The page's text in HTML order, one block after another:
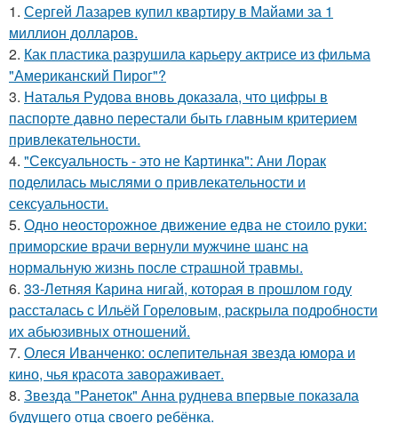
1. Сергей Лазарев купил квартиру в Майами за 1
миллион долларов.
2. Как пластика разрушила карьеру актрисе из фильма
"Американский Пирог"?
3. Наталья Рудова вновь доказала, что цифры в
паспорте давно перестали быть главным критерием
привлекательности.
4. "Сексуальность - это не Картинка": Ани Лорак
поделилась мыслями о привлекательности и
сексуальности.
5. Одно неосторожное движение едва не стоило руки:
приморские врачи вернули мужчине шанс на
нормальную жизнь после страшной травмы.
6. 33-Летняя Карина нигай, которая в прошлом году
рассталась с Ильёй Гореловым, раскрыла подробности
их абьюзивных отношений.
7. Олеся Иванченко: ослепительная звезда юмора и
кино, чья красота завораживает.
8. Звезда "Ранеток" Анна руднева впервые показала
будущего отца своего ребёнка.